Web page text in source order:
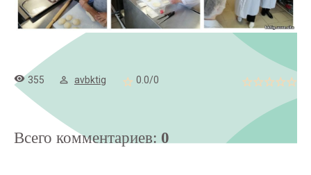
355 avbktig 0.0/0
Всего комментариев: 0